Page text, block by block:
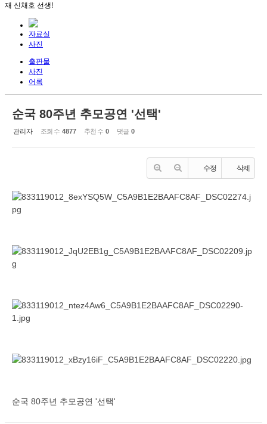
재 신채호 선생!
자료실
사진
출판물
사진
어록
순국 80주년 추모공연 '선택'
관리자 조회 수 4877 추천 수 0 댓글 0
수정 삭제
순국 80주년 추모공연 '선택'